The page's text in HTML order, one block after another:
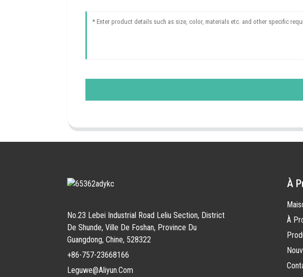
No.23 Lebei Industrial Road Leliu Section, District
De Shunde, Ville De Foshan, Province Du
Guangdong, Chine, 528322
+86-757-23668166
Leguwe@aliyun.com
À
À